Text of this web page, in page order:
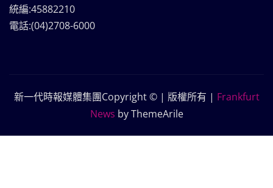
統編:45882210
電話:(04)2708-6000
新一代時報媒體集團Copyright © | 版權所有 | Frankfurt
News by ThemeArile